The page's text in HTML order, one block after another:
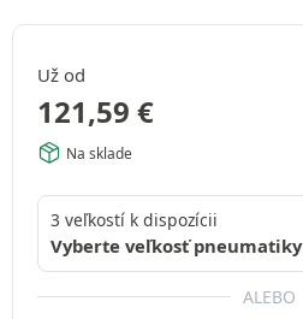
Už od
121,59 €
Na sklade
3 veľkostí k dispozícii
Vyberte veľkosť pneumatiky
ALEBO